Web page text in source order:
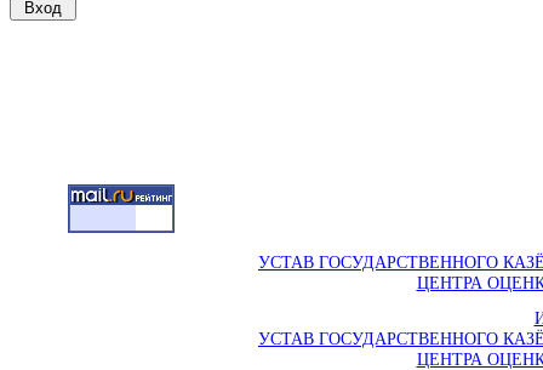
УСТАВ ГОСУДАРСТВЕННОГО
ЦЕНТРА
УСТАВ ГОСУДАРСТВЕННОГО
ЦЕНТРА